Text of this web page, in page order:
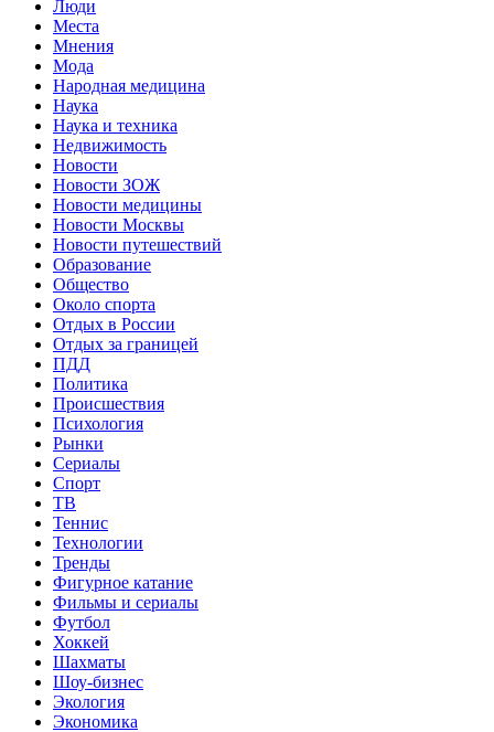
Люди
Места
Мнения
Мода
Народная медицина
Наука
Наука и техника
Недвижимость
Новости
Новости ЗОЖ
Новости медицины
Новости Москвы
Новости путешествий
Образование
Общество
Около спорта
Отдых в России
Отдых за границей
ПДД
Политика
Происшествия
Психология
Рынки
Сериалы
Спорт
ТВ
Теннис
Технологии
Тренды
Фигурное катание
Фильмы и сериалы
Футбол
Хоккей
Шахматы
Шоу-бизнес
Экология
Экономика